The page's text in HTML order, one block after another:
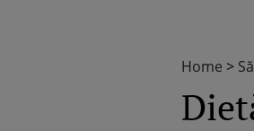
Home >